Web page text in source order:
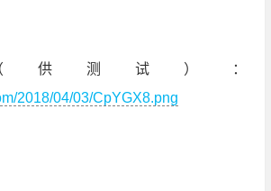
供测试）：
2018/04/03/CpYGX8.png